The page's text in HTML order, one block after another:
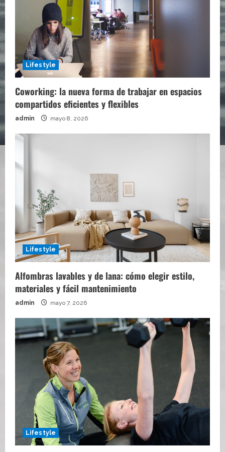
Lifestyle
Coworking: la nueva forma de trabajar en espacios
compartidos eficientes y flexibles
admin mayo 8, 2026
Lifestyle
Alfombras lavables y de lana: cómo elegir estilo,
materiales y fácil mantenimiento
admin mayo 7, 2026
Lifestyle